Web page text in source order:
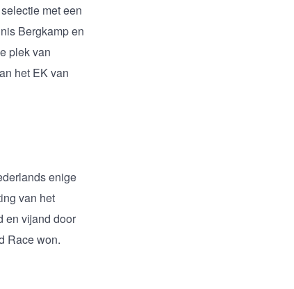
met een
Bergkamp en
plek van
het EK van
enige
van het
en vijand door
Race won.